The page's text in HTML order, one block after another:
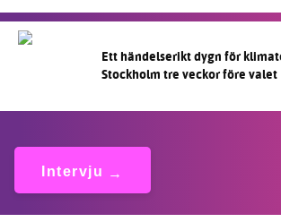
Ett händelserikt dygn för
Stockholm tre veckor före valet
Intervju